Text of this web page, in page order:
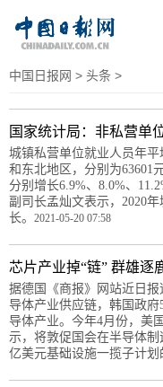
中国日报网 > 头条 >
国家统计局：非私营单
城镇私营单位就业人员年
和东北地区，分别为63601
分别增长6.9%、8.0%、
副司长孟灿文表示，2020
长。 2021-05-20 07:58
芯片产业掉“链” 群雄逐
据德国《商报》网站近日
导体产业供应链，韩国政
导体产业。今年4月份，美
示，将敦促国会在半导体
亿美元基础设施一揽子计划